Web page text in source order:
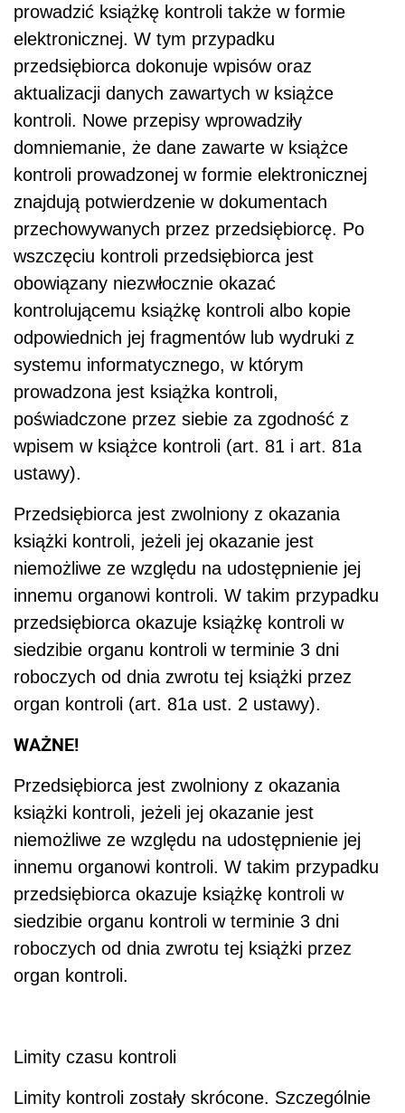
prowadzić książkę kontroli także w formie
elektronicznej. W tym przypadku
przedsiębiorca dokonuje wpisów oraz
aktualizacji danych zawartych w książce
kontroli. Nowe przepisy wprowadziły
domniemanie, że dane zawarte w książce
kontroli prowadzonej w formie elektronicznej
znajdują potwierdzenie w dokumentach
przechowywanych przez przedsiębiorcę. Po
wszczęciu kontroli przedsiębiorca jest
obowiązany niezwłocznie okazać
kontrolującemu książkę kontroli albo kopie
odpowiednich jej fragmentów lub wydruki z
systemu informatycznego, w którym
prowadzona jest książka kontroli,
poświadczone przez siebie za zgodność z
wpisem w książce kontroli (art. 81 i art. 81a
ustawy).
Przedsiębiorca jest zwolniony z okazania
książki kontroli, jeżeli jej okazanie jest
niemożliwe ze względu na udostępnienie jej
innemu organowi kontroli. W takim przypadku
przedsiębiorca okazuje książkę kontroli w
siedzibie organu kontroli w terminie 3 dni
roboczych od dnia zwrotu tej książki przez
organ kontroli (art. 81a ust. 2 ustawy).
WAŻNE!
Przedsiębiorca jest zwolniony z okazania
książki kontroli, jeżeli jej okazanie jest
niemożliwe ze względu na udostępnienie jej
innemu organowi kontroli. W takim przypadku
przedsiębiorca okazuje książkę kontroli w
siedzibie organu kontroli w terminie 3 dni
roboczych od dnia zwrotu tej książki przez
organ kontroli.
Limity czasu kontroli
Limity kontroli zostały skrócone. Szczególnie